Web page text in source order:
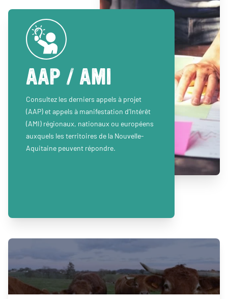
AAP / AMI
Consultez les derniers appels à projet
(AAP) et appels à manifestation d’Intérêt
(AMI) régionaux, nationaux ou européens
auxquels les territoires de la Nouvelle-
Aquitaine peuvent répondre.